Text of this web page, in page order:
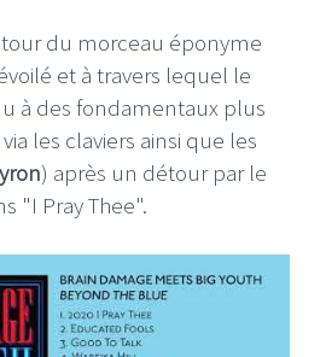
du morceau éponyme
et à travers lequel le
à des fondamentaux plus
les claviers ainsi que les
) après un détour par le
"I Pray Thee".